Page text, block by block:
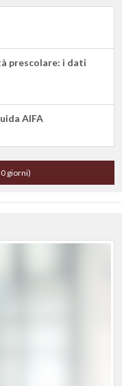
prescolare: i dati
AIFA
giorni)